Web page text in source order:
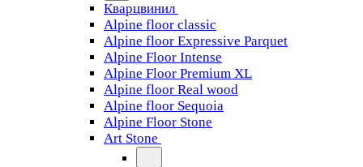
Кварцвинил
Alpine floor classic
Alpine floor Expressive Parquet
Alpine Floor Intense
Alpine Floor Premium XL
Alpine floor Real wood
Alpine floor Sequoia
Alpine Floor Stone
Art Stone